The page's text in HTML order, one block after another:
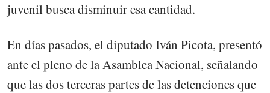
juvenil busca disminuir esa cantidad.
En días pasados, el diputado Iván Picota, presentó
ante el pleno de la Asamblea Nacional, señalando
que las dos terceras partes de las detenciones que